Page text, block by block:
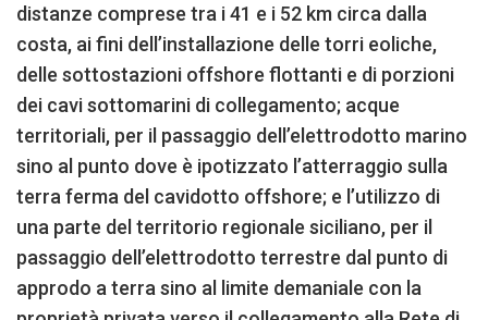
distanze comprese tra i 41 e i 52 km circa dalla
costa, ai fini dell’installazione delle torri eoliche,
delle sottostazioni offshore flottanti e di porzioni
dei cavi sottomarini di collegamento; acque
territoriali, per il passaggio dell’elettrodotto marino
sino al punto dove è ipotizzato l’atterraggio sulla
terra ferma del cavidotto offshore; e l’utilizzo di
una parte del territorio regionale siciliano, per il
passaggio dell’elettrodotto terrestre dal punto di
approdo a terra sino al limite demaniale con la